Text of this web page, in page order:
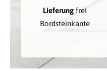
Lieferung frei
Bordsteinkante